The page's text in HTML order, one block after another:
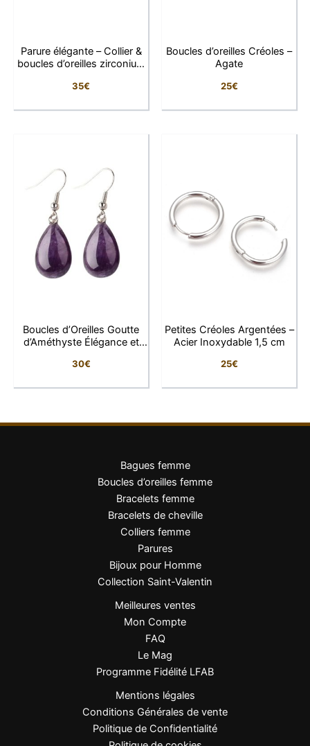
restant légères et confortables. Leur finition brillante
parfaite pour un style bohème chic ou une tenue
habillée.
Caractéristique Détail
Type de bijou Boucles d’oreilles
Forme
Fermoir Crochet
Style
Hypoallergénique Oui
Léger
Chiffon doux, éviter
Pierre naturelle Œil de Tigre
Reflets uniques
, aucun bijou n’est identique.
Acier inoxydable 316L
, durable et
hypoallergénique.
Design goutte élégant, allonge visuellement
le cou.
Parure élégante – Collier &
boucles d’oreilles zirconium
35€
Boucles d’oreilles Créoles –
Agate
25€
Boucles d’Oreilles Goutte
d’Améthyste Élégance et
30€
Petites Créoles Argentées –
Acier Inoxydable 1,5 cm
25€
Bagues femme
Boucles d’oreilles femme
Bracelets femme
Bracelets de cheville
Colliers femme
Parures
Bijoux pour Homme
Collection Saint-Valentin
Meilleures ventes
Mon Compte
FAQ
Le Mag
Programme Fidélité LFAB
Mentions légales
Conditions Générales de vente
Politique de Confidentialité